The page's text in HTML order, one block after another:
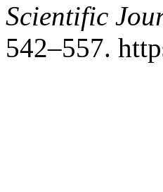
Scientific
542–557.